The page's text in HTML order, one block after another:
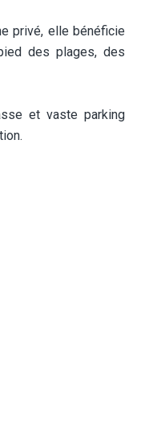
privé, elle bénéficie
des plages, des
et vaste parking